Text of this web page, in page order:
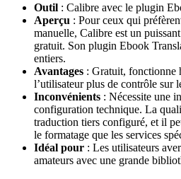
Outil : Calibre avec le plugin
Aperçu : Pour ceux qui
manuelle, Calibre est un
gratuit. Son plugin Ebook
entiers.
Avantages : Gratuit, fonctionne
l’utilisateur plus de contrôle sur
Inconvénients : Nécessite une
configuration technique. La
traduction tiers configuré, et il
le formatage que les services
Idéal pour : Les utilisateurs
amateurs avec une grande